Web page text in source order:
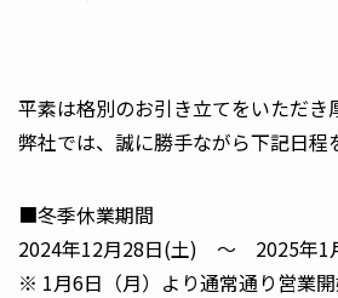
平素は格別のお引き立てをいただき
弊社では、誠に勝手ながら下記日程
■冬季休業期間
2024年12月28日(土) ～ 2025年1
※ 1月6日（月）より通常通り営業開